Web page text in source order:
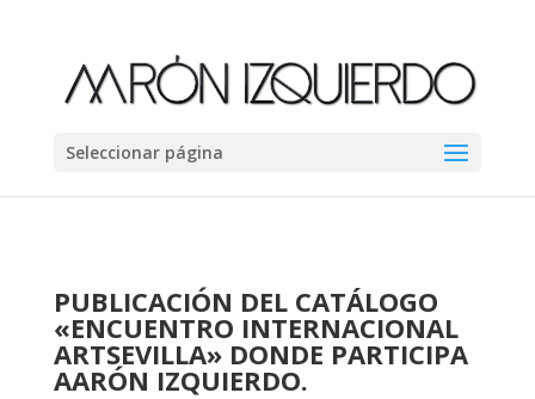
Seleccionar página
PUBLICACIÓN DEL CATÁLOGO
«ENCUENTRO INTERNACIONAL
ARTSEVILLA» DONDE PARTICIPA
AARÓN IZQUIERDO.